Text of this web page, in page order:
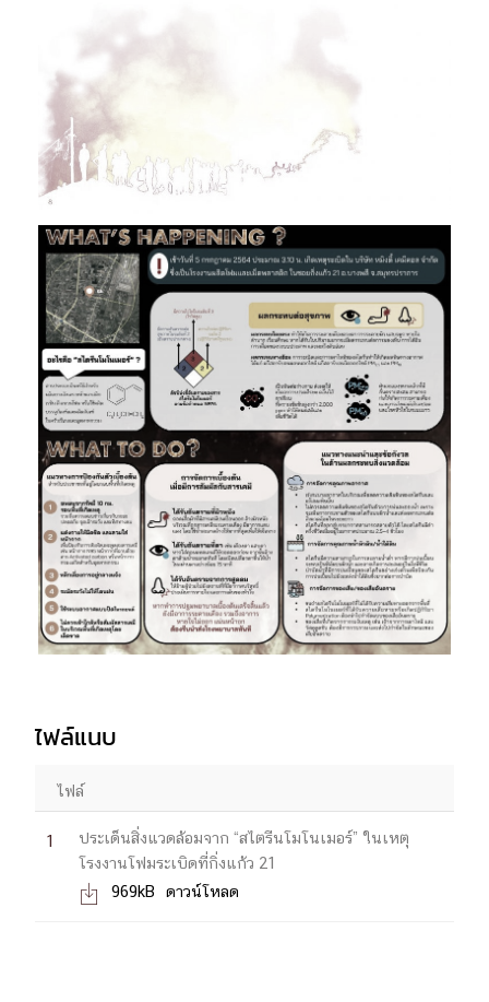
ไฟล์แนบ
ไฟล์
1
ประเด็นสิ่งแวดล้อมจาก “สไตรีนโมโนเมอร์” ในเหตุ
โรงงานโฟมระเบิดที่กิ่งแก้ว 21
 969kB ดาวน์โหลด